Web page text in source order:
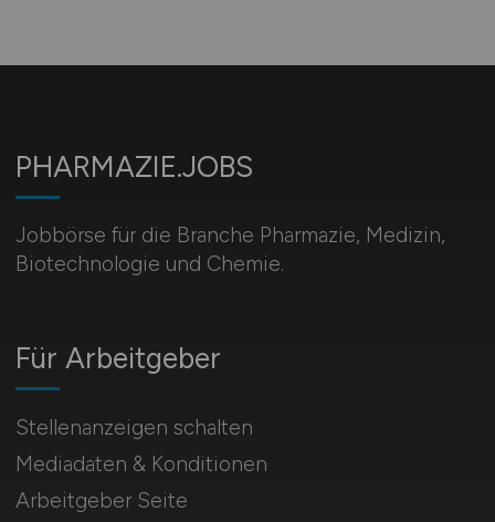
PHARMAZIE.JOBS
Jobbörse für die Branche Pharmazie, Medizin,
Biotechnologie und Chemie.
Für Arbeitgeber
Stellenanzeigen schalten
Mediadaten & Konditionen
Arbeitgeber Seite